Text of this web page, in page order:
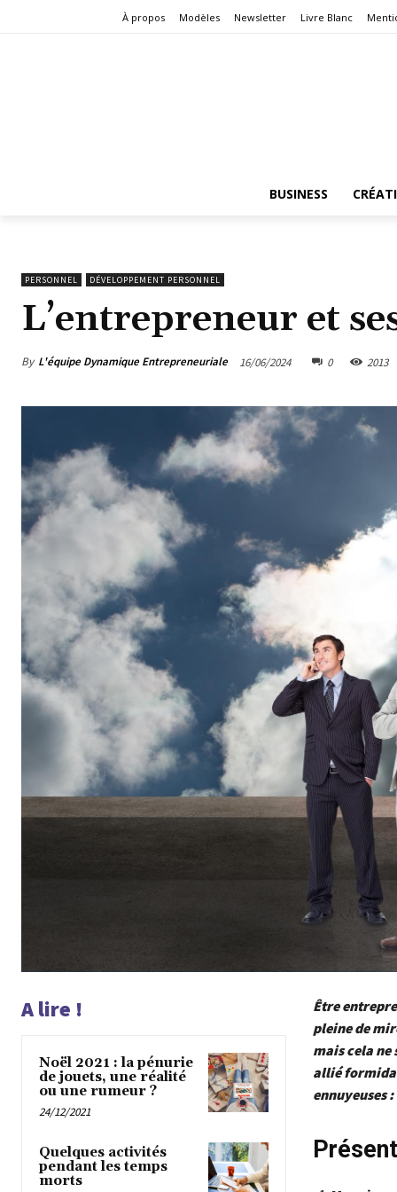
À propos Modèles Newsletter Livre Blanc
BUSINESS
PERSONNEL DÉVELOPPEMENT PERSONNEL
L’entrepreneur et
By L'équipe Dynamique Entrepreneuriale 16/06/2024 0 2013
A lire !
Noël 2021 : la pénurie
de jouets, une réalité
ou une rumeur ?
24/12/2021
Quelques activités
pendant les temps
morts
Être
pleine de
mais cela ne
allié
ennuyeuses